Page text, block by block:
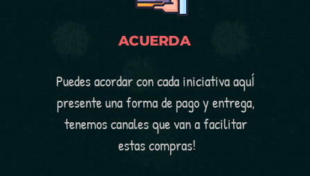
ACUERDA
Puedes acordar con cada iniciativa aquÍ
presente una forma de pago y entrega,
tenemos canales que van a facilitar
estas compras!